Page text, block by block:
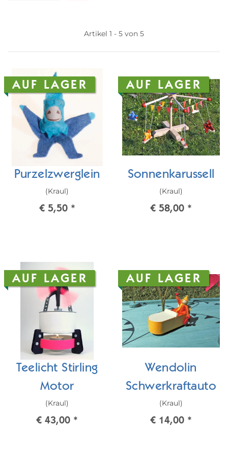
Artikel 1 - 5 von 5
AUF LAGER
Purzelzwerglein
(Kraul)
€ 5,50 *
AUF LAGER
Sonnenkarussell
(Kraul)
€ 58,00 *
AUF LAGER
Teelicht Stirling
Motor
(Kraul)
€ 43,00 *
AUF LAGER
Wendolin
Schwerkraftauto
(Kraul)
€ 14,00 *